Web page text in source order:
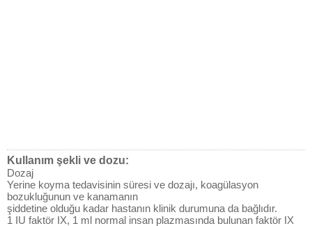
Kullanım şekli ve dozu:
Dozaj
Yerine koyma tedavisinin süresi ve dozajı, koagülasyon
bozukluğunun ve kanamanın
şiddetine olduğu kadar hastanın klinik durumuna da bağlıdır.
1 IU faktör IX, 1 ml normal insan plazmasında bulunan faktör IX